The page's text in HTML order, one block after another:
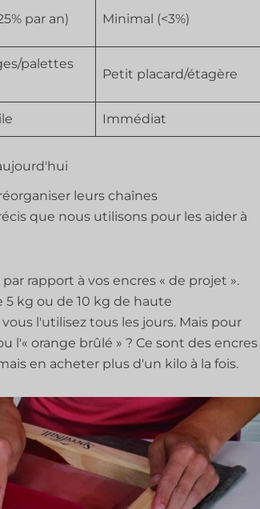
par an) Minimal (<3%)
palettes
Petit placard/étagère
Immédiat
leurs chaînes
que nous utilisons pour les aider à
rapport à vos encres « de projet ».
kg ou de 10 kg de haute
l'utilisez tous les jours. Mais pour
l'« orange brûlé » ? Ce sont des encres
en acheter plus d'un kilo à la fois.